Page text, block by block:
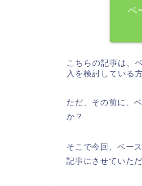
ベ
こちらの記事は、
入を検討している
ただ、その前に、
か？
そこで今回、ベー
記事にさせていた